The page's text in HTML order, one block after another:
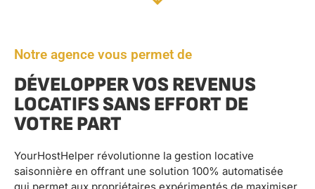
Notre agence vous permet de
DÉVELOPPER VOS REVENUS
LOCATIFS SANS EFFORT DE
VOTRE PART
YourHostHelper révolutionne la gestion locative
saisonnière en offrant une solution 100% automatisée